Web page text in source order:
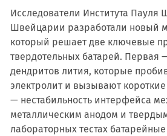
Исследователи Института Пауля
Швейцарии разработали новый
который решает две ключевые
твердотельных батарей. Первая
дендритов лития, которые
электролит и вызывают
— нестабильность интерфейса
металлическим анодом и
лабораторных тестах